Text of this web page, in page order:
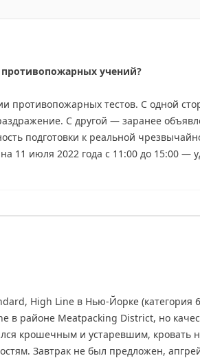
учений?
противопожарных тестов. С одной
С другой — заранее
подготовки к реальной
11 июля 2022 года с 11:00 до 15:00 —
комфортом гостей и
High Line в Нью-Йорке (категория
районе Meatpacking District, но
крошечным и устаревшим, кровать
Завтрак не был предложен,